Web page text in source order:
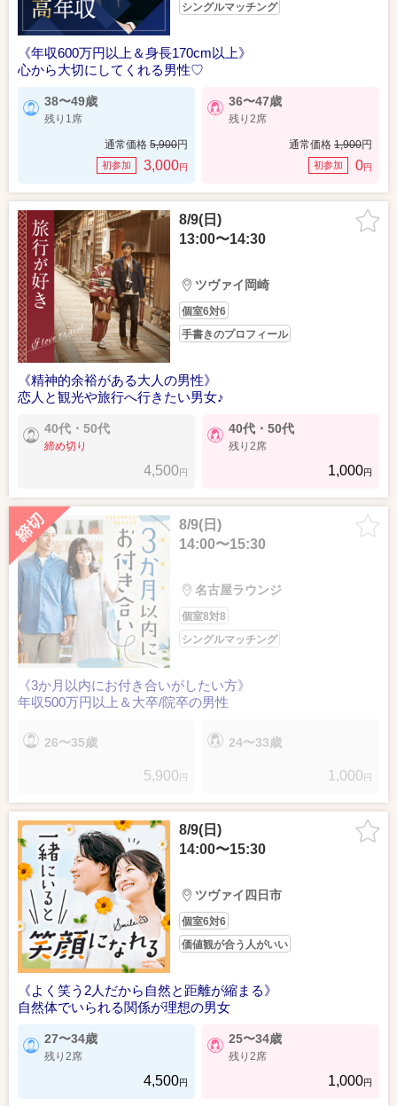
シングルマッチング
《年収600万円以上＆身長170cm以上》
心から大切にしてくれる男性♡
38〜49歳
残り1席
通常価格 5,900円
初参加 3,000円
36〜47歳
残り2席
通常価格 1,900円
初参加 0円
8/9(日)
13:00〜14:30
ツヴァイ岡崎
個室6対6
手書きのプロフィール
《精神的余裕がある大人の男性》
恋人と観光や旅行へ行きたい男女♪
40代・50代
締め切り
4,500円
40代・50代
残り2席
1,000円
8/9(日)
14:00〜15:30
名古屋ラウンジ
個室8対8
シングルマッチング
《3か月以内にお付き合いがしたい方》
年収500万円以上＆大卒/院卒の男性
26〜35歳
5,900 円
24〜33歳
1,000 円
8/9(日)
14:00〜15:30
ツヴァイ四日市
個室6対6
価値観が合う人がいい
《よく笑う2人だから自然と距離が縮まる》
自然体でいられる関係が理想の男女
27〜34歳
残り2席
4,500円
25〜34歳
残り2席
1,000円